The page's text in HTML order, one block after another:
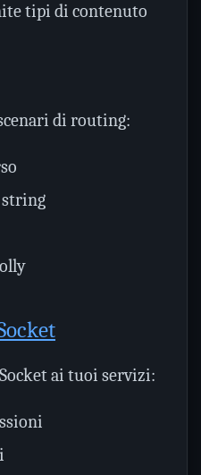
tipi di contenuto
di routing:
string
ai tuoi servizi: